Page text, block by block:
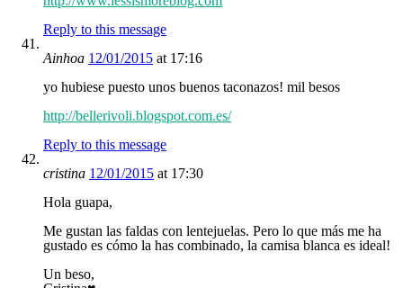
Reply to this message
Ainhoa 12/01/2015 at 17:16
yo hubiese puesto unos buenos taconazos! mil besos
http://bellerivoli.blogspot.com.es/
Reply to this message
cristina 12/01/2015 at 17:30
Hola guapa,
Me gustan las faldas con lentejuelas. Pero lo que más me ha
gustado es cómo la has combinado, la camisa blanca es ideal!
Un beso,